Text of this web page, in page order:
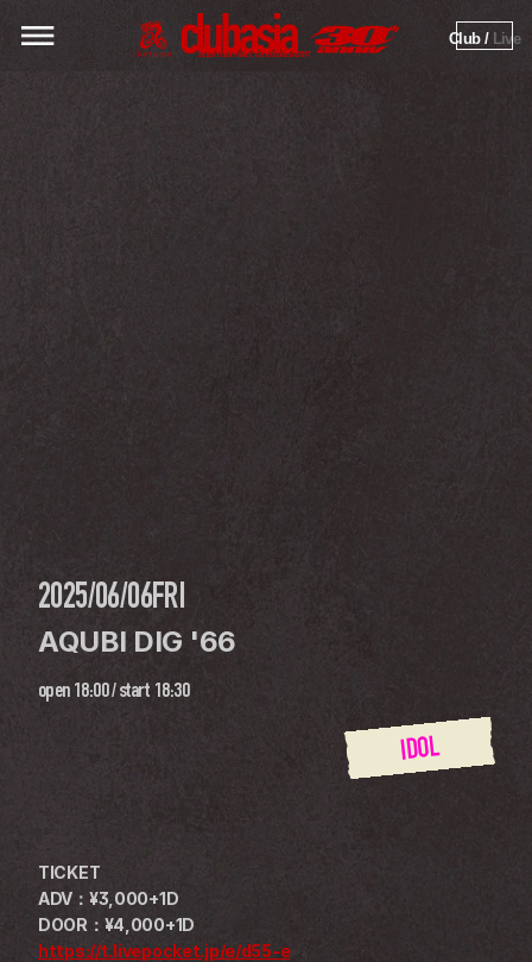
Club / Live
2025/06/06FRI
AQUBI DIG '66
open 18:00 / start 18:30
IDOL
TICKET
ADV：¥3,000+1D
DOOR：¥4,000+1D
https://t.livepocket.jp/e/d55-e